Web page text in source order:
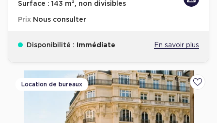
Surface : 143 m², non divisibles
Prix Nous consulter
Disponibilité : Immédiate En savoir plus
Location de bureaux